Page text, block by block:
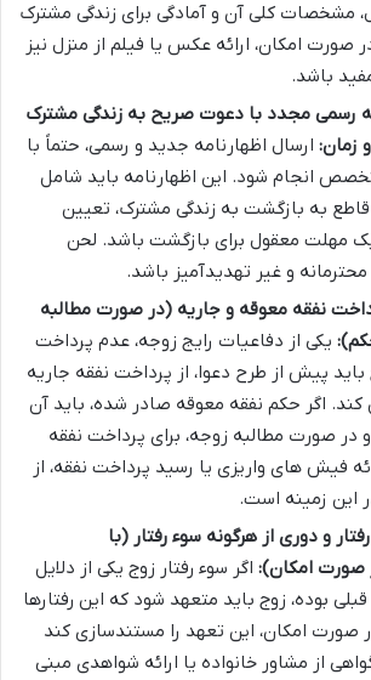
مشخصات کلی آن و آمادگی برای زندگی مشترک
صورت امکان، ارائه عکس یا فیلم از منزل نیز
باشد.
رسمی مجدد با دعوت صریح به زندگی مشترک
زمان: ارسال اظهارنامه جدید و رسمی، حتماً با
انجام شود. این اظهارنامه باید شامل
به بازگشت به زندگی مشترک، تعیین
مهلت معقول برای بازگشت باشد. لحن
محترمانه و غیر تهدیدآمیز باشد.
نفقه معوقه و جاریه (در صورت مطالبه
یکی از دفاعیات رایج زوجه، عدم پرداخت
پیش از طرح دعوا، از پرداخت نفقه جاریه
اگر حکم نفقه معوقه صادر شده، باید آن
در صورت مطالبه زوجه، برای پرداخت نفقه
فیش های واریزی یا رسید پرداخت نفقه، از
این زمینه است.
و دوری از هرگونه سوء رفتار (با
صورت امکان): اگر سوء رفتار زوج یکی از دلایل
بوده، زوج باید متعهد شود که این رفتارها
صورت امکان، این تعهد را مستندسازی کند
از مشاور خانواده یا ارائه شواهدی مبنی